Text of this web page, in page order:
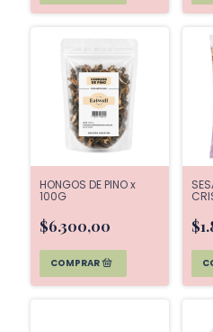
HONGOS DE PINO x
100G
$6.300,00